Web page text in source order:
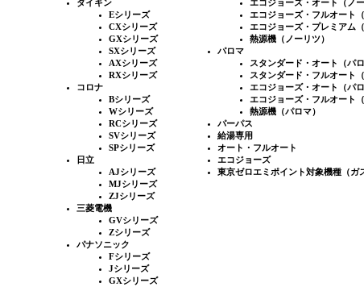
ダイキン
Eシリーズ
CXシリーズ
GXシリーズ
SXシリーズ
AXシリーズ
RXシリーズ
コロナ
Bシリーズ
Wシリーズ
RCシリーズ
SVシリーズ
SPシリーズ
日立
AJシリーズ
MJシリーズ
ZJシリーズ
三菱電機
GVシリーズ
Zシリーズ
パナソニック
Fシリーズ
Jシリーズ
GXシリーズ
エコジョーズ・オート（ノー
エコジョーズ・フルオート（
エコジョーズ・プレミアム（
熱源機（ノーリツ）
パロマ
スタンダード・オート（パロ
スタンダード・フルオート（
エコジョーズ・オート（パロ
エコジョーズ・フルオート（
熱源機（パロマ）
パーパス
給湯専用
オート・フルオート
エコジョーズ
東京ゼロエミポイント対象機種（ガ